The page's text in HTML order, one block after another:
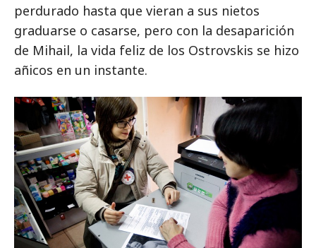
perdurado hasta que vieran a sus nietos
graduarse o casarse, pero con la desaparición
de Mihail, la vida feliz de los Ostrovskis se hizo
añicos en un instante.